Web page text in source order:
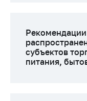
субъектов
питания,